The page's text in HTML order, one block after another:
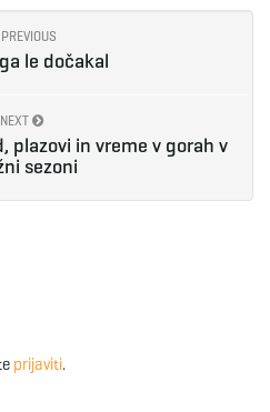
le dočakal
NEXT
plazovi in vreme v gorah v
sezoni
prijaviti.